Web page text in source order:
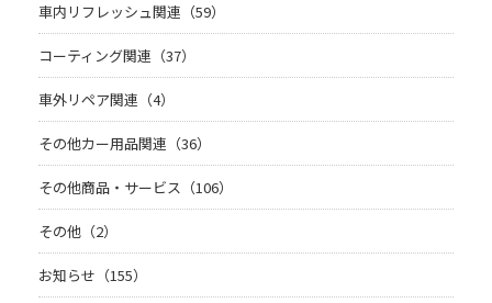
車内リフレッシュ関連（59）
コーティング関連（37）
車外リペア関連（4）
その他カー用品関連（36）
その他商品・サービス（106）
その他（2）
お知らせ（155）